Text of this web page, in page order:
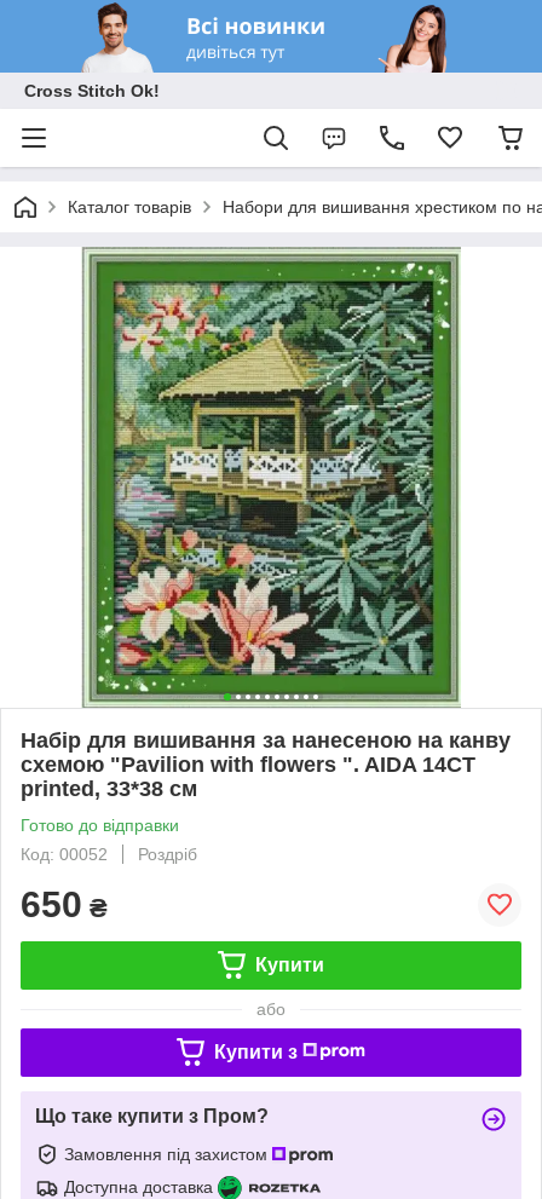
Cross Stitch Ok!
Каталог товарів Набори для вишивання хрестиком по
Набір для вишивання за нанесеною на канву
схемою "Pavilion with flowers ". AIDA 14CT
printed, 33*38 см
Готово до відправки
Код: 00052
Роздріб
650 ₴
Купити
або
Купити з
Що таке купити з Пром?
Замовлення під захистом
Доступна доставка